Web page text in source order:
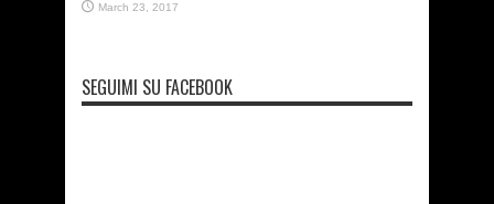
March 23, 2017
SEGUIMI SU FACEBOOK